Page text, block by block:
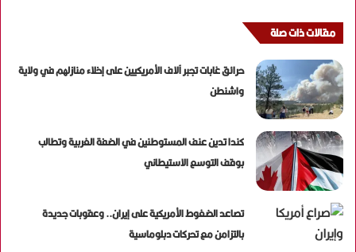
مقالات ذات صلة
حرائق غابات تجبر آلاف الأمريكيين على إخلاء منازلهم في ولاية
واشنطن
كندا تدين عنف المستوطنين في الضفة الغربية وتطالب
بوقف التوسع الاستيطاني
تصاعد الضغوط الأمريكية على إيران.. وعقوبات جديدة
بالتزامن مع تحركات دبلوماسية